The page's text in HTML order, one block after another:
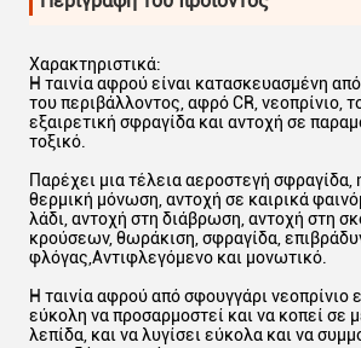
Χαρακτηριστικά:
Η ταινία αφρού είναι κατασκευασμένη
του περιβάλλοντος, αφρό CR, νεοπρίνιο,
εξαιρετική σφραγίδα και αντοχή σε
τοξικό.
Παρέχει μια τέλεια αεροστεγή σφραγίδα,
θερμική μόνωση, αντοχή σε καιρικά
λάδι, αντοχή στη διάβρωση, αντοχή στη
κρούσεων, θωράκιση, σφραγίδα,
φλόγας,Αντιφλεγόμενο και μονωτικό.
Η ταινία αφρού από σφουγγάρι νεοπρίνιο
εύκολη να προσαρμοστεί και να κοπεί σε
λεπίδα, και να λυγίσει εύκολα και να